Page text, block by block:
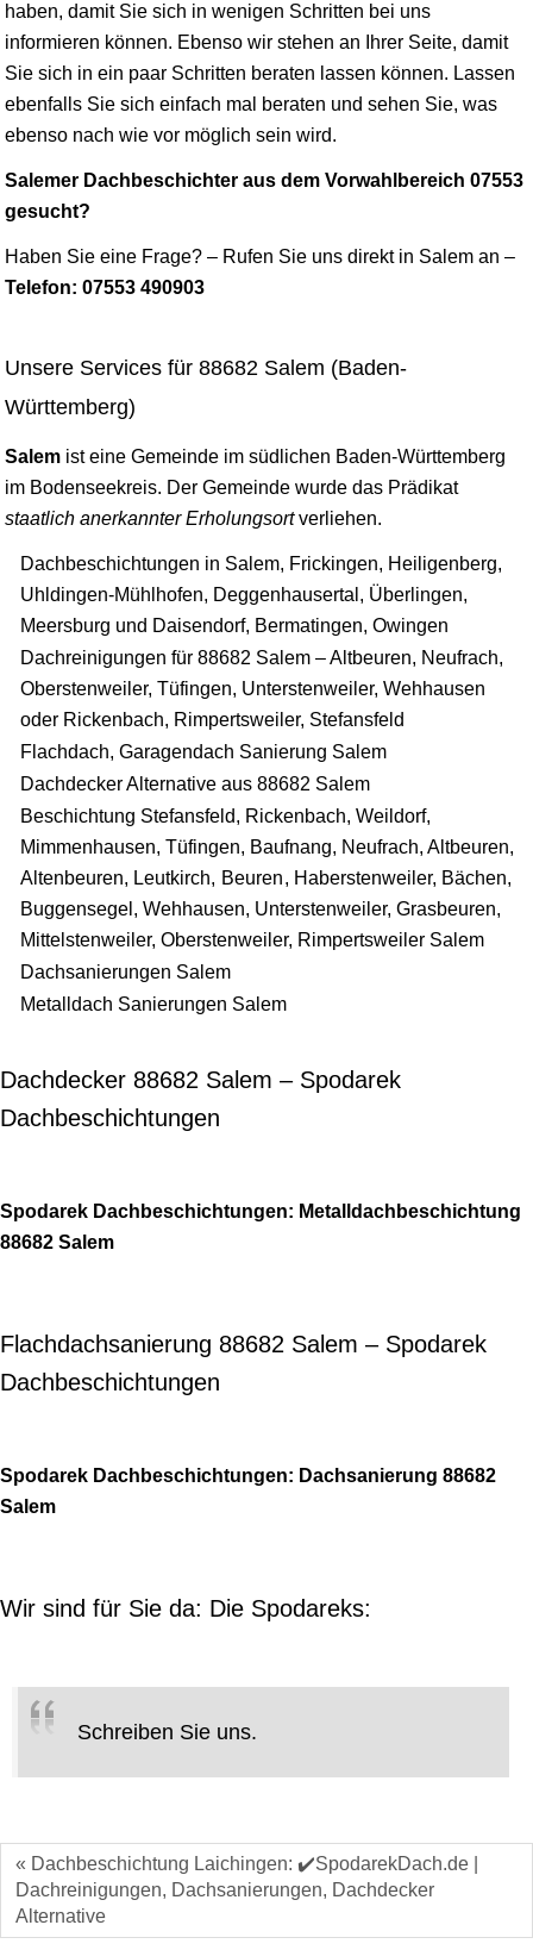
haben, damit Sie sich in wenigen Schritten bei uns
informieren können. Ebenso wir stehen an Ihrer Seite, damit
Sie sich in ein paar Schritten beraten lassen können. Lassen
ebenfalls Sie sich einfach mal beraten und sehen Sie, was
ebenso nach wie vor möglich sein wird.
Salemer Dachbeschichter aus dem Vorwahlbereich 07553
gesucht?
Haben Sie eine Frage? – Rufen Sie uns direkt in Salem an –
Telefon: 07553 490903
Unsere Services für 88682 Salem (Baden-
Württemberg)
Salem ist eine Gemeinde im südlichen Baden-Württemberg
im Bodenseekreis. Der Gemeinde wurde das Prädikat
staatlich anerkannter Erholungsortverliehen.
Dachbeschichtungen in Salem, Frickingen, Heiligenberg,
Uhldingen-Mühlhofen, Deggenhausertal, Überlingen,
Meersburg und Daisendorf, Bermatingen, Owingen
Dachreinigungen für 88682 Salem – Altbeuren, Neufrach,
Oberstenweiler, Tüfingen, Unterstenweiler, Wehhausen
oder Rickenbach, Rimpertsweiler, Stefansfeld
Flachdach, Garagendach Sanierung Salem
Dachdecker Alternative aus 88682 Salem
Beschichtung Stefansfeld, Rickenbach, Weildorf,
Mimmenhausen, Tüfingen, Baufnang, Neufrach, Altbeuren,
Altenbeuren, Leutkirch, Beuren, Haberstenweiler, Bächen,
Buggensegel, Wehhausen, Unterstenweiler, Grasbeuren,
Mittelstenweiler, Oberstenweiler, Rimpertsweiler Salem
Dachsanierungen Salem
Metalldach Sanierungen Salem
Dachdecker 88682 Salem – Spodarek
Dachbeschichtungen
Spodarek Dachbeschichtungen: Metalldachbeschichtung
88682 Salem
Flachdachsanierung 88682 Salem – Spodarek
Dachbeschichtungen
Spodarek Dachbeschichtungen: Dachsanierung 88682
Salem
Wir sind für Sie da: Die Spodareks:
Schreiben Sie uns.
« Dachbeschichtung Laichingen: ✔️SpodarekDach.de |
Dachreinigungen, Dachsanierungen, Dachdecker
Alternative